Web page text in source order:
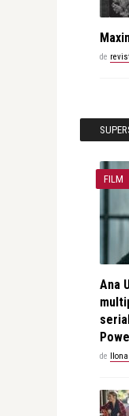
de
FILM
Ana
de